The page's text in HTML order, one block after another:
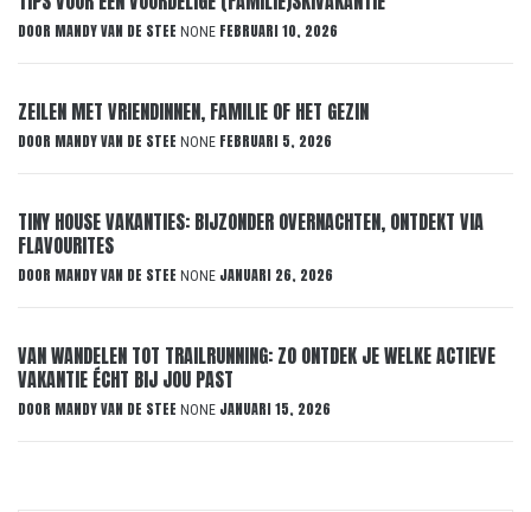
DOOR MANDY VAN DE STEE NONE FEBRUARI 10, 2026
ZEILEN MET VRIENDINNEN, FAMILIE OF HET GEZIN
DOOR MANDY VAN DE STEE NONE FEBRUARI 5, 2026
TINY HOUSE VAKANTIES: BIJZONDER OVERNACHTEN, ONTDEKT VIA
FLAVOURITES
DOOR MANDY VAN DE STEE NONE JANUARI 26, 2026
VAN WANDELEN TOT TRAILRUNNING: ZO ONTDEK JE WELKE ACTIEVE
VAKANTIE ÉCHT BIJ JOU PAST
DOOR MANDY VAN DE STEE NONE JANUARI 15, 2026